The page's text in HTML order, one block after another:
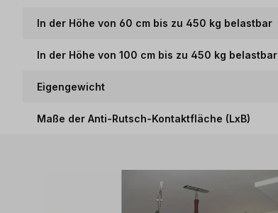
In der Höhe von 60 cm bis zu 450 kg belastbar
In der Höhe von 100 cm bis zu 450 kg belastbar
Eigengewicht
Maße der Anti-Rutsch-Kontaktfläche (LxB)